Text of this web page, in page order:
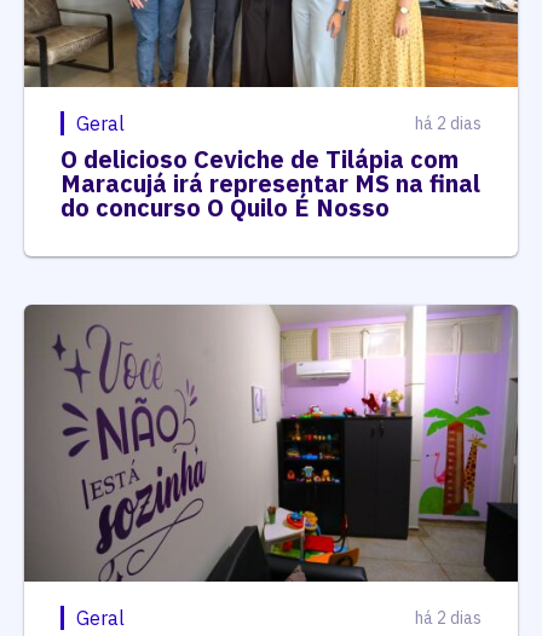
Geral há 2 dias
O delicioso Ceviche de Tilápia com
Maracujá irá representar MS na final
do concurso O Quilo É Nosso
Geral há 2 dias